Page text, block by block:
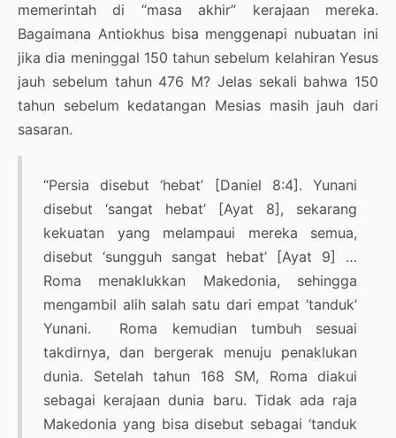
memerintah di “masa akhir” kerajaan mereka.
Bagaimana Antiokhus bisa menggenapi nubuatan ini
jika dia meninggal 150 tahun sebelum kelahiran Yesus
jauh sebelum tahun 476 M? Jelas sekali bahwa 150
tahun sebelum kedatangan Mesias masih jauh dari
sasaran.
“Persia disebut ‘hebat’ [Daniel 8:4]. Yunani
disebut ‘sangat hebat’ [Ayat 8], sekarang
kekuatan yang melampaui mereka semua,
disebut ‘sungguh sangat hebat’ [Ayat 9] …
Roma menaklukkan Makedonia, sehingga
mengambil alih salah satu dari empat ‘tanduk’
Yunani. Roma kemudian tumbuh sesuai
takdirnya, dan bergerak menuju penaklukan
dunia. Setelah tahun 168 SM, Roma diakui
sebagai kerajaan dunia baru. Tidak ada raja
Makedonia yang bisa disebut sebagai ‘tanduk